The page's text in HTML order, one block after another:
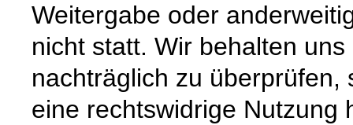
Weitergabe oder
nicht statt. Wir behalten
nachträglich zu überprüfen,
eine rechtswidrige Nutzung